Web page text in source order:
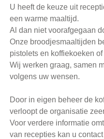
U heeft de keuze uit
een warme maaltijd.
Al dan niet voorafgegaan
Onze broodjesmaaltijden
pistolets en koffiekoeken of
Wij werken graag, samen
volgens uw wensen.
Door in eigen beheer de
verloopt de organisatie
Voor verdere informatie
van recepties kan u